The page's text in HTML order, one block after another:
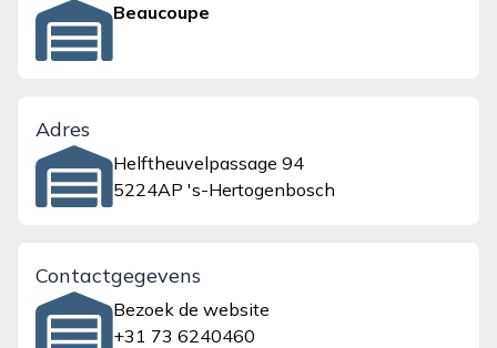
Beaucoupe
Adres
Helftheuvelpassage 94
5224AP 's-Hertogenbosch
Contactgegevens
Bezoek de website
+31 73 6240460